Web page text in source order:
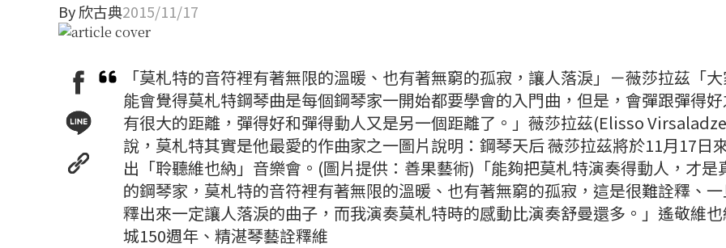
By欣古典2015/11/17
「莫札特的音符裡有著無限的溫暖、也有著無窮的孤寂，讓人落淚」－薇莎拉茲「
能會覺得莫札特鋼琴曲是每個鋼琴家一開始都要學會的入門曲，但是，會彈跟彈得
有很大的距離，彈得好和彈得動人又是另一個距離了。」薇莎拉茲(Elisso
說，莫札特其實是他最愛的作曲家之一圖片說明：鋼琴天后 薇莎拉茲將於11月17日
出「聆聽維也納」音樂會。(圖片提供：善果藝術)「能夠把莫札特演奏得動人，才是
的鋼琴家，莫札特的音符裡有著無限的溫暖、也有著無窮的孤寂，這是很難詮釋、
釋出來一定讓人落淚的曲子，而我演奏莫札特時的感動比演奏舒曼還多。」遙敬維
城150週年、精湛琴藝詮釋維